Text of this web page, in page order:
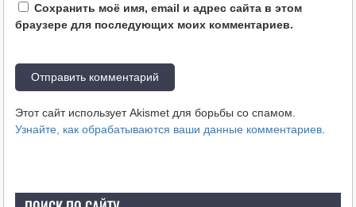
Сохранить моё имя, email и адрес сайта в этом
браузере для последующих моих комментариев.
Этот сайт использует Akismet для борьбы со спамом.
Узнайте, как обрабатываются ваши данные комментариев.